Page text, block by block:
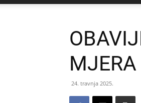
24. travnja 2025.